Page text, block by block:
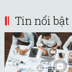
Tin nổi